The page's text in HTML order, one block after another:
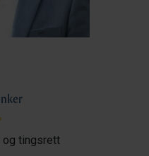
og tingsrett